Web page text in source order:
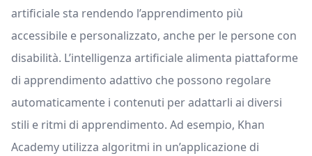
artificiale sta rendendo l’apprendimento più
accessibile e personalizzato, anche per le persone con
disabilità. L’intelligenza artificiale alimenta piattaforme
di apprendimento adattivo che possono regolare
automaticamente i contenuti per adattarli ai diversi
stili e ritmi di apprendimento. Ad esempio, Khan
Academy utilizza algoritmi in un’applicazione di